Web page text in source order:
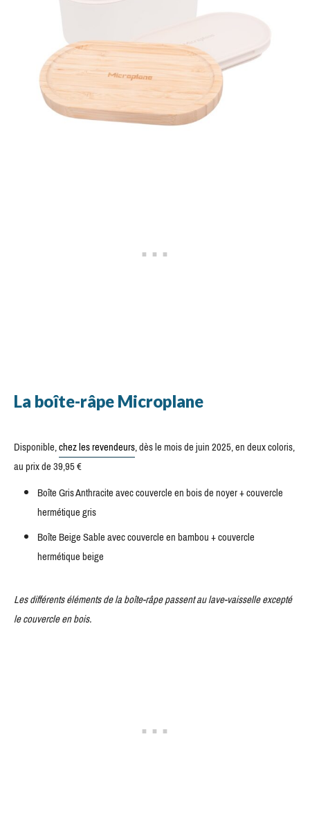
La boîte-râpe Microplane
Disponible,chez les revendeurs, dès le mois de juin 2025, en deux coloris,
au prix de 39,95 €
Boîte Gris Anthracite avec couvercle en bois de noyer + couvercle
hermétique gris
Boîte Beige Sable avec couvercle en bambou + couvercle
hermétique beige
Les différents éléments de la boîte-râpe passent au lave-vaisselle excepté
le couvercle en bois.